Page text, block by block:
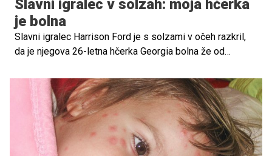
Slavni igralec v solzah: moja hčerka
je bolna
Slavni igralec Harrison Ford je s solzami v očeh razkril,
da je njegova 26-letna hčerka Georgia bolna že od